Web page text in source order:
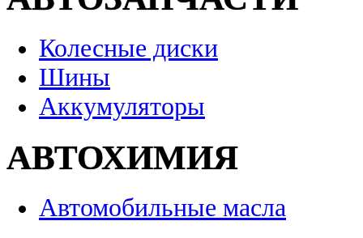
Колесные диски
Шины
Аккумуляторы
АВТОХИМИЯ
Автомобильные масла